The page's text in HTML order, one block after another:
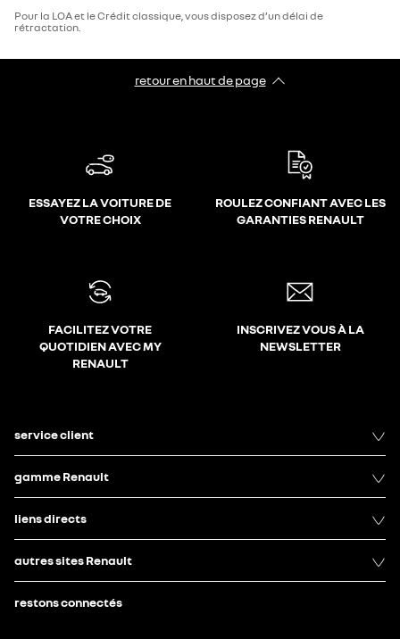
Pour la LOA et le Crédit classique, vous disposez d’un délai de
rétractation.
retour en haut de page​
ESSAYEZ LA VOITURE DE
VOTRE CHOIX
ROULEZ CONFIANT AVEC LES
GARANTIES RENAULT
FACILITEZ VOTRE
QUOTIDIEN AVEC MY
RENAULT
INSCRIVEZ VOUS À LA
NEWSLETTER
service client
gamme Renault
liens directs
autres sites Renault
restons connectés